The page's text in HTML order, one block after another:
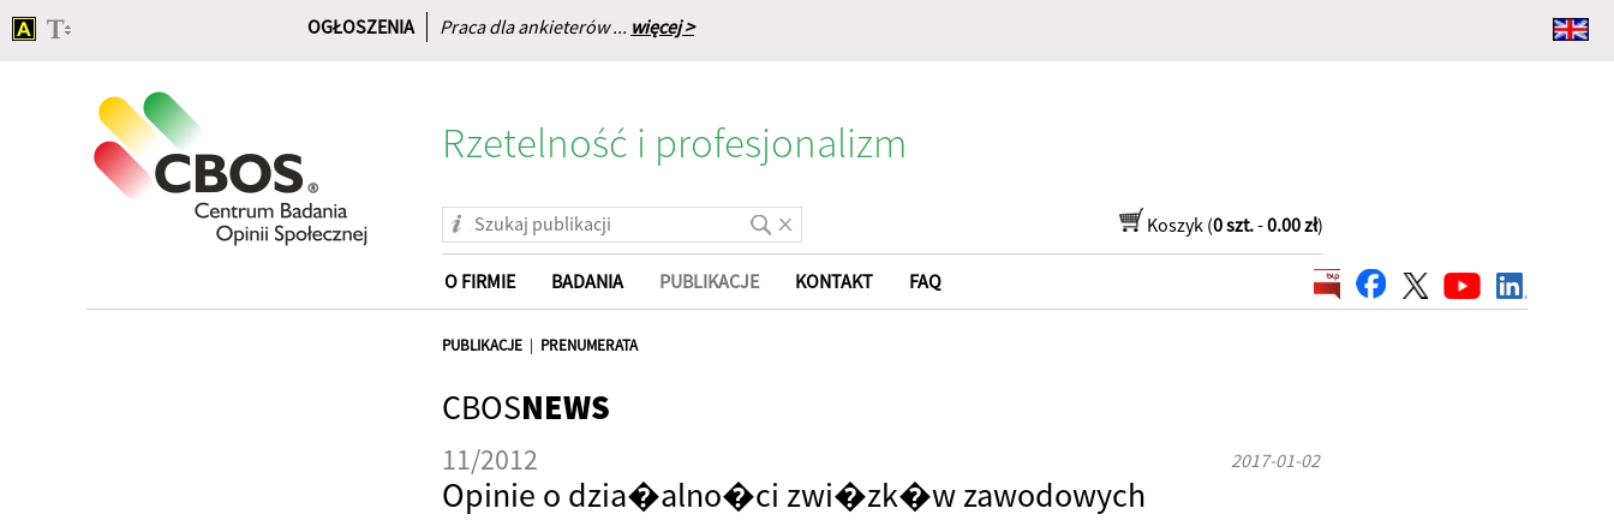
OGŁOSZENIA Praca dla ankieterów ... więcej >
główna
Rzetelność i profesjonalizm
Koszyk (0 szt.-0.00 zł)
O FIRMIE BADANIA PUBLIKACJE KONTAKT FAQ
PUBLIKACJE | PRENUMERATA
CBOSNEWS
11/2012 2017-01-02
Opinie o dzia�alno�ci zwi�zk�w zawodowych